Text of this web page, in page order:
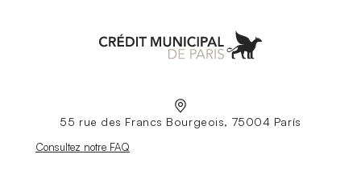
55 rue des Francs Bourgeois, 75004 París
Nouvelle fenêtre
Consultez notre FAQ